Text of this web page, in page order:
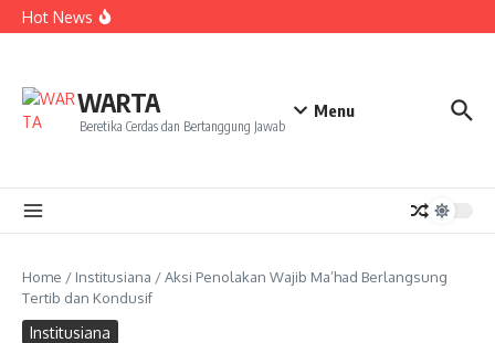
Lewati ke konten
Hot News
Pontianak
Mereka?
WARTA
Beretika Cerdas dan Bertanggung Jawab
Menu
Home / Institusiana /Aksi Penolakan Wajib Ma’had Berlangsung
Tertib dan Kondusif
Institusiana